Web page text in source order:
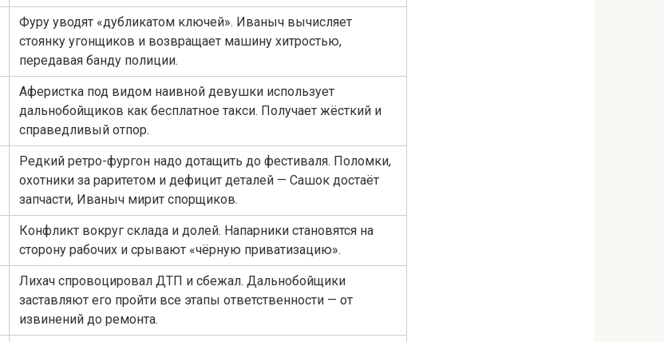
Фуру уводят «дубликатом ключей». Иваныч вычисляет
стоянку угонщиков и возвращает машину хитростью,
передавая банду полиции.
Аферистка под видом наивной девушки использует
дальнобойщиков как бесплатное такси. Получает жёсткий и
справедливый отпор.
Редкий ретро-фургон надо дотащить до фестиваля. Поломки,
охотники за раритетом и дефицит деталей — Сашок достаёт
запчасти, Иваныч мирит спорщиков.
Конфликт вокруг склада и долей. Напарники становятся на
сторону рабочих и срывают «чёрную приватизацию».
Лихач спровоцировал ДТП и сбежал. Дальнобойщики
заставляют его пройти все этапы ответственности — от
извинений до ремонта.